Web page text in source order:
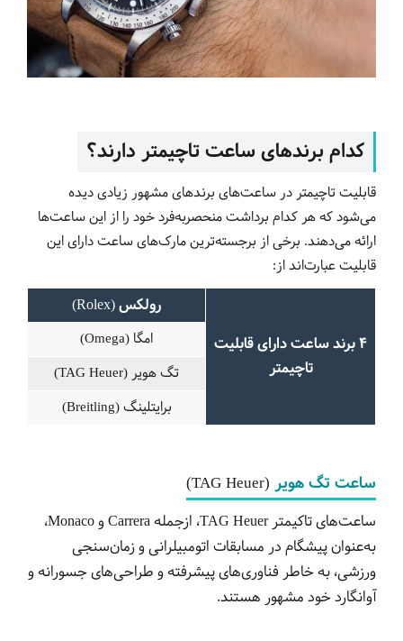
کدام برندهای ساعت تاچیمتر دارند؟
قابلیت تاچیمتر در ساعت‌های برندهای مشهور زیادی دیده
می‌شود که هر کدام برداشت منحصربه‌فرد خود را از این ساعت‌ها
ارائه می‌دهند. برخی از برجسته‌ترین مارک‌های ساعت دارای این
قابلیت عبارت‌اند از:
4 برند ساعت دارای قابلیت
تاچیمتر
رولکس (Rolex)
امگا (Omega)
تگ هویر (TAG Heuer)
برایتلینگ (Breitling)
ساعت تگ هویر (TAG Heuer)
ساعت‌های تاکیمتر TAG Heuer، ازجمله Carrera و Monaco،
به‌عنوان پیشگام در مسابقات اتومبیلرانی و زمان‌سنجی
ورزشی، به خاطر فناوری‌های پیشرفته و طراحی‌های جسورانه و
آوانگارد خود مشهور هستند.